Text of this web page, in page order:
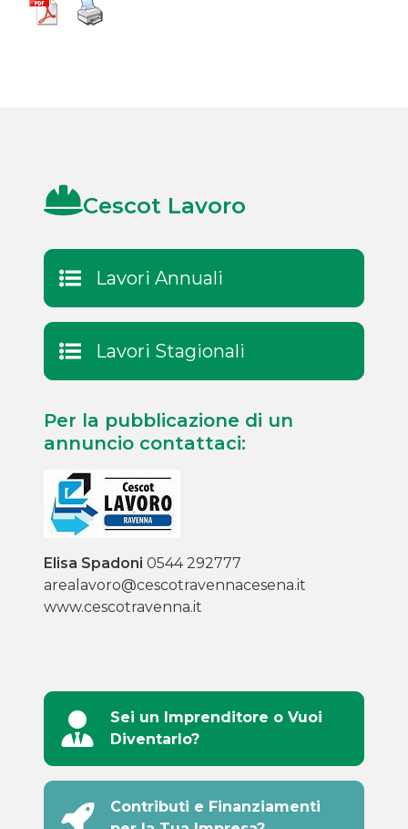
Cescot Lavoro
Lavori Annuali
Lavori Stagionali
Per la pubblicazione di un
annuncio contattaci:
Elisa Spadoni 0544 292777
arealavoro@cescotravennacesena.it
www.cescotravenna.it
Sei un Imprenditore o Vuoi
Diventarlo?
Contributi e Finanziamenti